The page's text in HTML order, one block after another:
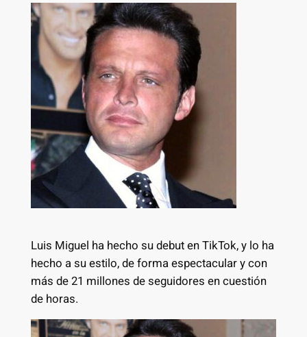
Luis Miguel ha hecho su debut en TikTok, y lo ha
hecho a su estilo, de forma espectacular y con
más de 21 millones de seguidores en cuestión
de horas.